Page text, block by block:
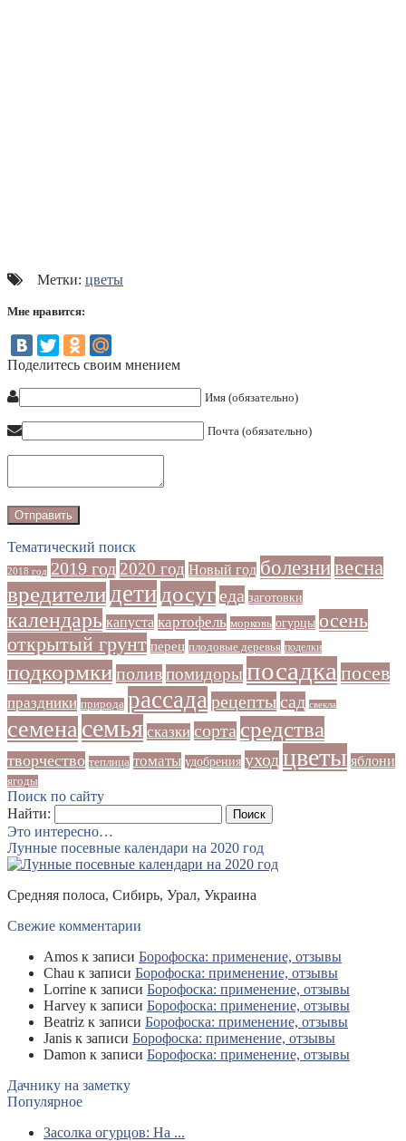
Метки: цветы
Мне нравится:
Поделитесь своим мнением
Имя (обязательно)
Почта (обязательно)
Тематический поиск
2018 год 2019 год 2020 год Новый год болезнивесна
вредителидети досугеда заготовки
календарь капуста картофель морковь огурцы осень
открытый грунт перец плодовые деревья поделки
подкормкиполивпомидоры посадка посев
праздники природа рассадарецептысад свекла
семена семья сказки сорта средства
творчество теплица томаты удобрения уходцветы яблони
ягоды
Поиск по сайту
Найти:
Это интересно…
Лунные посевные календари на 2020 год
Средняя полоса, Сибирь, Урал, Украина
Свежие комментарии
Amos к записи Борофоска: применение, отзывы
Chau к записи Борофоска: применение, отзывы
Lorrine к записи Борофоска: применение, отзывы
Harvey к записи Борофоска: применение, отзывы
Beatriz к записи Борофоска: применение, отзывы
Janis к записи Борофоска: применение, отзывы
Damon к записи Борофоска: применение, отзывы
Дачнику на заметку
Популярное
Засолка огурцов: На ...